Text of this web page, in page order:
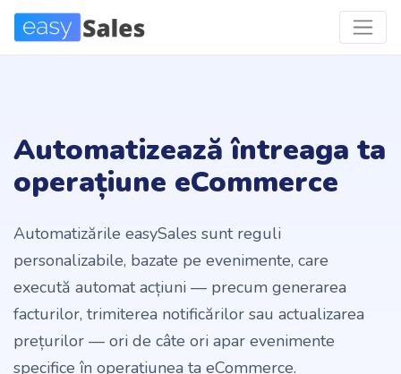
Automatizează întreaga ta
operațiune eCommerce
Automatizările easySales sunt reguli
personalizabile, bazate pe evenimente, care
execută automat acțiuni — precum generarea
facturilor, trimiterea notificărilor sau actualizarea
prețurilor — ori de câte ori apar evenimente
specifice în operațiunea ta eCommerce.